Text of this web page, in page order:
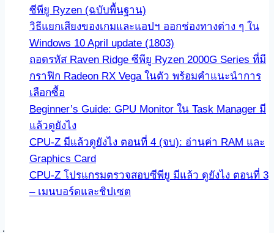
ซีพียู Ryzen (ฉบับพื้นฐาน)
วิธีแยกเสียงของเกมและแอปฯ ออกช่องทางต่าง ๆ ใน
Windows 10 April update (1803)
ถอดรหัส Raven Ridge ซีพียู Ryzen 2000G Series ที่มี
กราฟิก Radeon RX Vega ในตัว พร้อมคำแนะนำการ
เลือกซื้อ
Beginner’s Guide: GPU Monitor ใน Task Manager มี
แล้วดูยังไง
CPU-Z มีแล้วดูยังไง ตอนที่ 4 (จบ): อ่านค่า RAM และ
Graphics Card
CPU-Z โปรแกรมตรวจสอบซีพียู มีแล้ว ดูยังไง ตอนที่ 3
– เมนบอร์ดและชิปเซต